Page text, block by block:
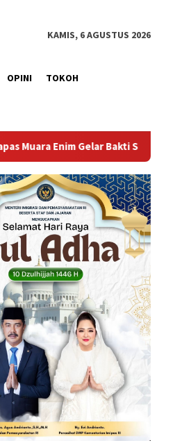
KAMIS, 6 AGUSTUS 2026
OPINI TOKOH
Donor Darah dalam Rangka